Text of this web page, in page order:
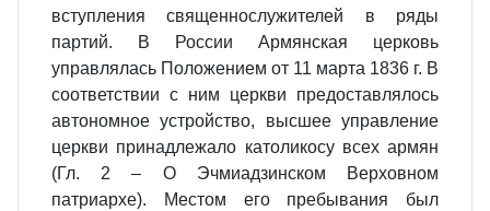
вступления священнослужителей в ряды
партий. В России Армянская церковь
управлялась Положением от 11 марта 1836 г. В
соответствии с ним церкви предоставлялось
автономное устройство, высшее управление
церкви принадлежало католикосу всех армян
(Гл. 2 – О Эчмиадзинском Верховном
патриархе). Местом его пребывания был